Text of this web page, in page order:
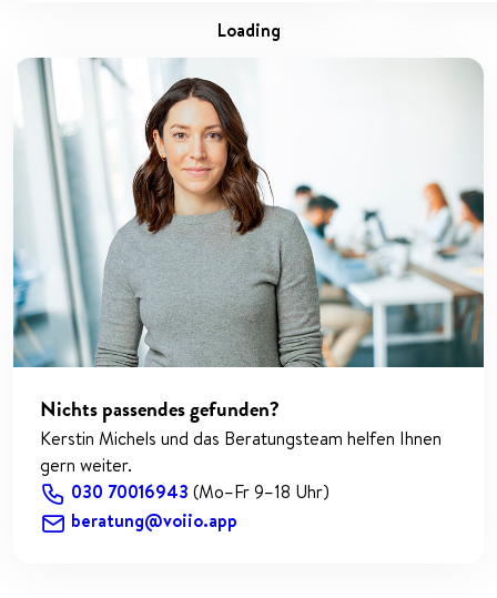
loading
Nichts passendes gefunden?
Kerstin Michels und das Beratungsteam helfen Ihnen
gern weiter.
030 70016943 (Mo–Fr 9–18 Uhr)
beratung@voiio.app